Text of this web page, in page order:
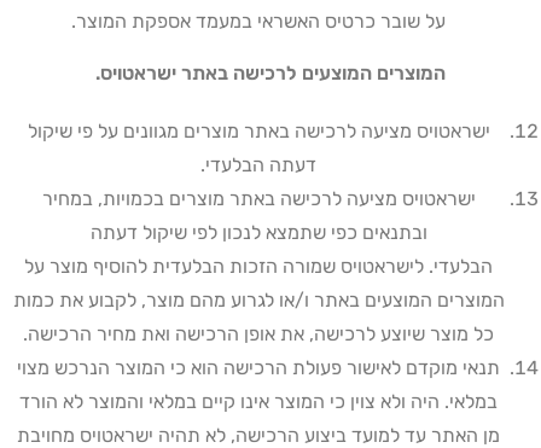
על שובר כרטיס האשראי במעמד אספקת המוצר.
המוצרים המוצעים לרכישה באתר ישראטויס.
ישראטויס מציעה לרכישה באתר מוצרים מגוונים על פי שיקול
דעתה הבלעדי.
ישראטויס מציעה לרכישה באתר מוצרים בכמויות, במחיר
ובתנאים כפי שתמצא לנכון לפי שיקול דעתה
הבלעדי. לישראטויס שמורה הזכות הבלעדית להוסיף מוצר על
המוצרים המוצעים באתר ו/או לגרוע מהם מוצר, לקבוע את כמות
כל מוצר שיוצע לרכישה, את אופן הרכישה ואת מחיר הרכישה.
תנאי מוקדם לאישור פעולת הרכישה הוא כי המוצר הנרכש מצוי
במלאי. היה ולא צוין כי המוצר אינו קיים במלאי והמוצר לא הורד
מן האתר עד למועד ביצוע הרכישה, לא תהיה ישראטויס מחויבת